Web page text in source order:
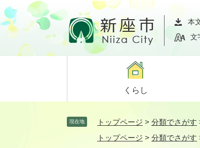
ペ
ー
ジ
メ
ニ
ュ
て
本
文
くらし
現在地 トップページ > 分類でさがす
トップページ > 分類でさがす